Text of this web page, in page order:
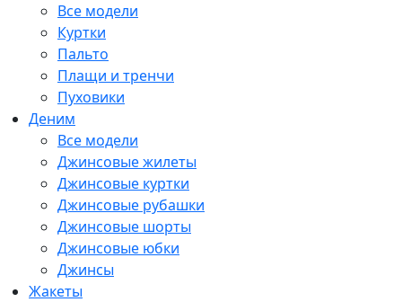
Все модели
Куртки
Пальто
Плащи и тренчи
Пуховики
Деним
Все модели
Джинсовые жилеты
Джинсовые куртки
Джинсовые рубашки
Джинсовые шорты
Джинсовые юбки
Джинсы
Жакеты